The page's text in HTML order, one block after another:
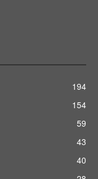
194
154
59
43
40